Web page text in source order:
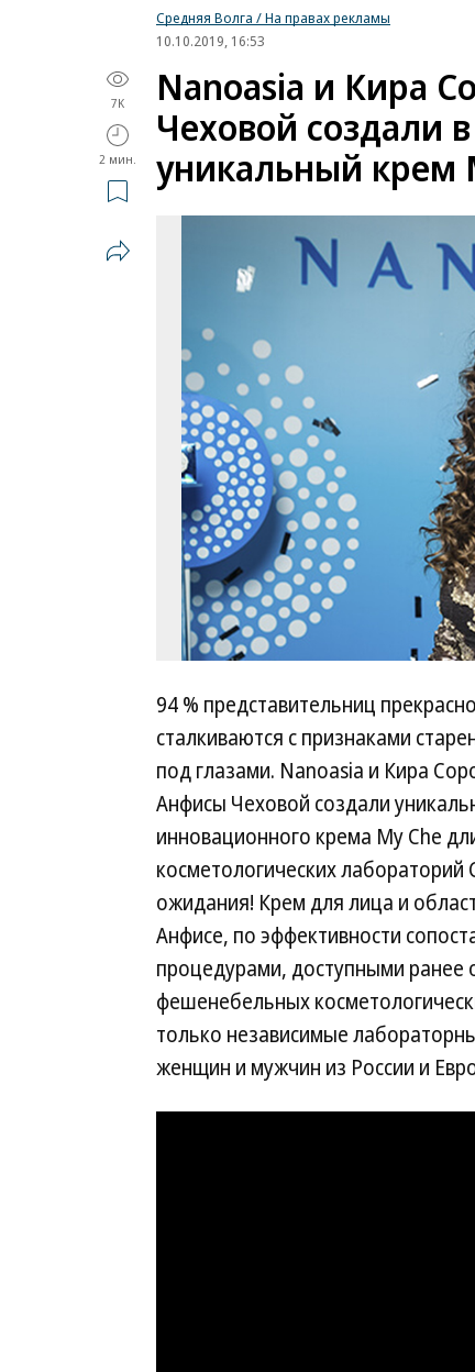
Средняя Волга / На правах рекламы
10.10.2019, 16:53
7K
2 мин.
Nanoasia и Кира
Чеховой создали
уникальный крем
94 % представительниц
сталкиваются с признаками
под глазами. Nanoasia и Кира
Анфисы Чеховой создали
инновационного крема My Che
косметологических
ожидания! Крем для лица и
Анфисе, по эффективности
процедурами, доступными ранее
фешенебельных
только независимые
женщин и мужчин из России и